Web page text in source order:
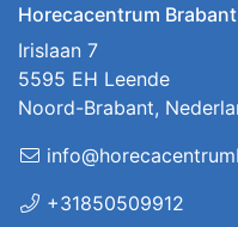
Horecacentrum Brabant
Irislaan 7
5595 EH Leende
Noord-Brabant,
+31850509912